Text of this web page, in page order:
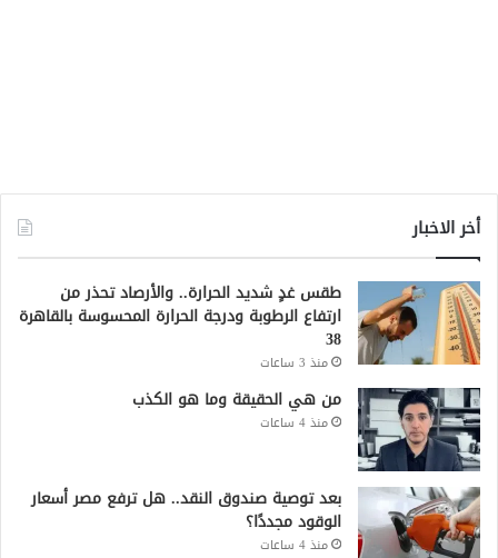
أخر الاخبار
طقس غدٍ شديد الحرارة.. والأرصاد تحذر من
ارتفاع الرطوبة ودرجة الحرارة المحسوسة بالقاهرة
38
منذ 3 ساعات
من هي الحقيقة وما هو الكذب
منذ 4 ساعات
بعد توصية صندوق النقد.. هل ترفع مصر أسعار
الوقود مجددًا؟
منذ 4 ساعات